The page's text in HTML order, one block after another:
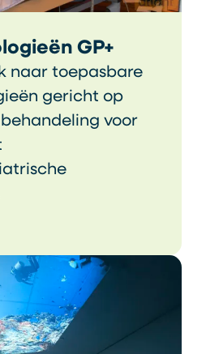
GP+
naar toepasbare
gericht op
voor